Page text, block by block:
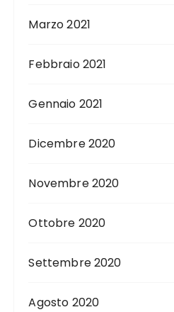
Marzo 2021
Febbraio 2021
Gennaio 2021
Dicembre 2020
Novembre 2020
Ottobre 2020
Settembre 2020
Agosto 2020